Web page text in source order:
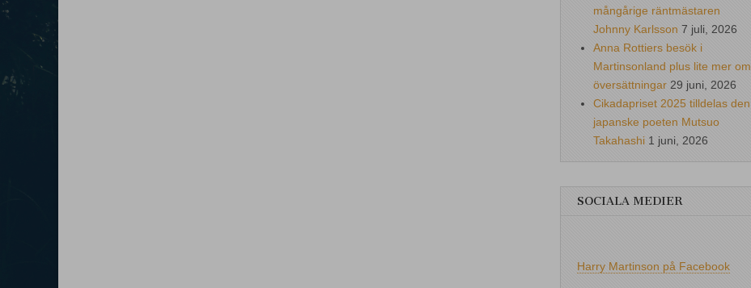
mångårige räntmästaren
Johnny Karlsson 7 juli, 2026
Anna Rottiers besök i
Martinsonland plus lite mer om
översättningar 29 juni, 2026
Cikadapriset 2025 tilldelas den
japanske poeten Mutsuo
Takahashi 1 juni, 2026
SOCIALA MEDIER
Harry Martinson på Facebook